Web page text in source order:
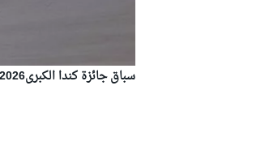
سباق جائزة كندا الكبرى2026- السباق